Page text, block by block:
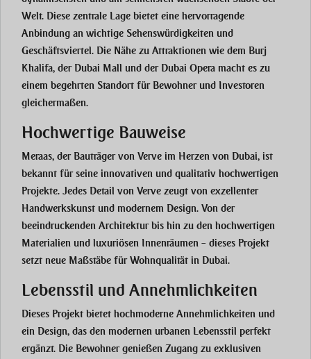
Welt. Diese zentrale Lage bietet eine hervorragende
Anbindung an wichtige Sehenswürdigkeiten und
Geschäftsviertel. Die Nähe zu Attraktionen wie dem Burj
Khalifa, der Dubai Mall und der Dubai Opera macht es zu
einem begehrten Standort für Bewohner und Investoren
gleichermaßen.
Hochwertige Bauweise
Meraas, der Bauträger von Verve im Herzen von Dubai, ist
bekannt für seine innovativen und qualitativ hochwertigen
Projekte. Jedes Detail von Verve zeugt von exzellenter
Handwerkskunst und modernem Design. Von der
beeindruckenden Architektur bis hin zu den hochwertigen
Materialien und luxuriösen Innenräumen – dieses Projekt
setzt neue Maßstäbe für Wohnqualität in Dubai.
Lebensstil und Annehmlichkeiten
Dieses Projekt bietet hochmoderne Annehmlichkeiten und
ein Design, das den modernen urbanen Lebensstil perfekt
ergänzt. Die Bewohner genießen Zugang zu exklusiven